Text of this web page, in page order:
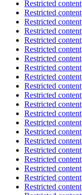
Restricted content
Restricted content
Restricted content
Restricted content
Restricted content
Restricted content
Restricted content
Restricted content
Restricted content
Restricted content
Restricted content
Restricted content
Restricted content
Restricted content
Restricted content
Restricted content
Restricted content
Restricted content
Restricted content
Restricted content
Restricted content